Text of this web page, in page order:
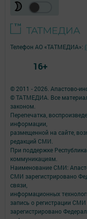
© 2011 - 2026. Апастово-
© ТАТМЕДИА. Все
законом.
Перепечатка,
информации,
размещенной на сайте,
редакций СМИ.
При поддержке
коммуникациям.
Наименование СМИ:
СМИ зарегистрировано
связи,
информационных
запись о регистрации
зарегистрировано
Телефон АО «ТАТМЕДИА»:
16+